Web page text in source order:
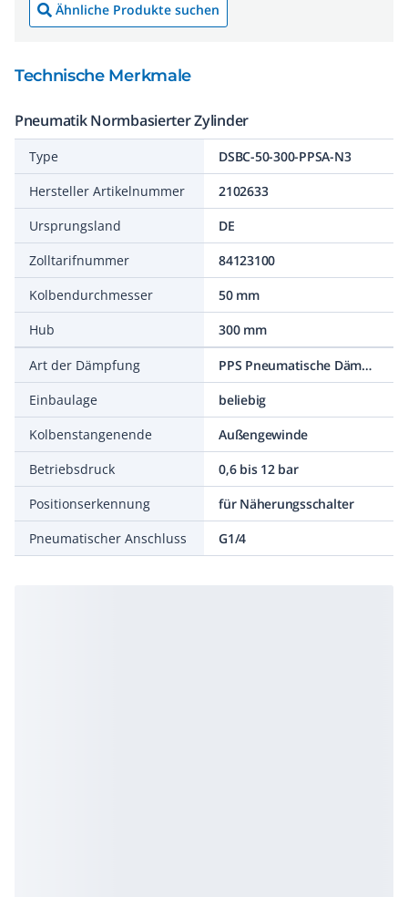
Ähnliche Produkte suchen
Technische Merkmale
Pneumatik Normbasierter Zylinder
Type
DSBC-50-300-PPSA-N3
Hersteller Artikelnummer
2102633
Ursprungsland
DE
Zolltarifnummer
84123100
Kolbendurchmesser
50 mm
Hub
300 mm
Art der Dämpfung
PPS Pneumatische Dämpfung selbsteinstellend
Einbaulage
beliebig
Kolbenstangenende
Außengewinde
Betriebsdruck
0,6 bis 12 bar
Positionserkennung
für Näherungsschalter
Pneumatischer Anschluss
G1/4